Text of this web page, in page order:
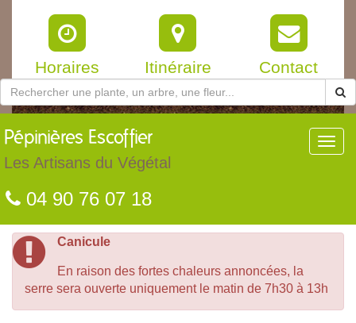
Horaires Itinéraire Contact
Pépinières Escoffier
Les Artisans du Végétal
04 90 76 07 18
Canicule
En raison des fortes chaleurs annoncées, la
serre sera ouverte uniquement le matin de 7h30 à 13h